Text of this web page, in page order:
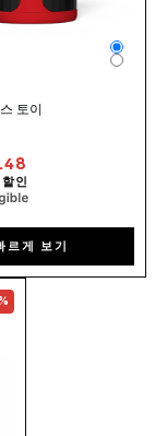
토이
르게 보기
Double